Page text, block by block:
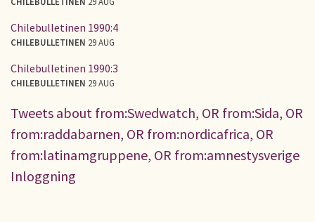
Chilebulletinen 1990:4
CHILEBULLETINEN 29 AUG
Chilebulletinen 1990:3
CHILEBULLETINEN 29 AUG
Tweets about from:Swedwatch, OR from:Sida, OR
from:raddabarnen, OR from:nordicafrica, OR
from:latinamgruppene, OR from:amnestysverige
Inloggning